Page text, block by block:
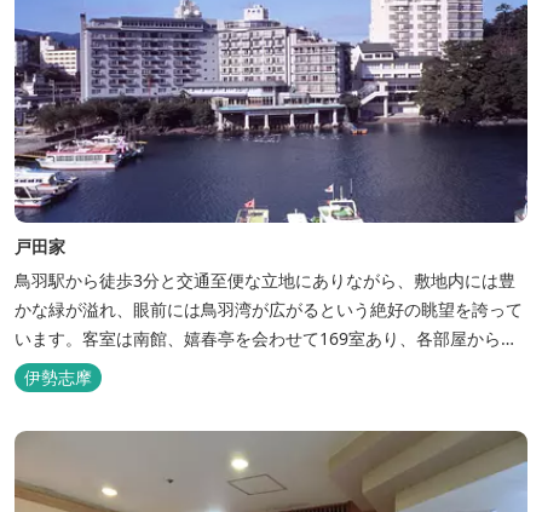
戸田家
鳥羽駅から徒歩3分と交通至便な立地にありながら、敷地内には豊
かな緑が溢れ、眼前には鳥羽湾が広がるという絶好の眺望を誇って
います。客室は南館、嬉春亭を会わせて169室あり、各部屋からの
景観の美しさも格別。伊勢湾で揚がった海の幸を使った会席料理も
自慢です。 旅の疲れを癒すには、男女あわせて13湯と足湯2湯の
伊勢志摩